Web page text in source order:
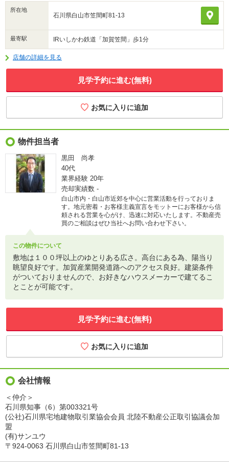
所在地
石川県白山市笠間町81-13
最寄駅 IRいしかわ鉄道「加賀笠間」歩1分
店舗の詳細を見る
見学予約に進む(無料)
物件担当者
黒田 尚孝
40代
業界経験 20年
売却実績数 -
白山市内・白山市近郊を中心に営業活動を行っておりま
す。地元密着・お客様主義宣言をモットーにお客様から信
頼される営業を心がけ、迅速に対応いたします。不動産売
買のご相談はぜひ当社へお問い合わせ下さい。
この物件について
敷地は１００坪以上のゆとりある広さ。高台にある為、陽当り
眺望良好です。加賀産業開発道路へのアクセス良好。建築条件
がついておりませんので、お好きなハウスメーカーで建てるこ
とことが可能です。
見学予約に進む(無料)
会社情報
＜仲介＞
石川県知事（6）第003321号
(公社)石川県宅地建物取引業協会会員 北陸不動産公正取引協議会加
盟
(有)サンユウ
〒924-0063 石川県白山市笠間町81-13